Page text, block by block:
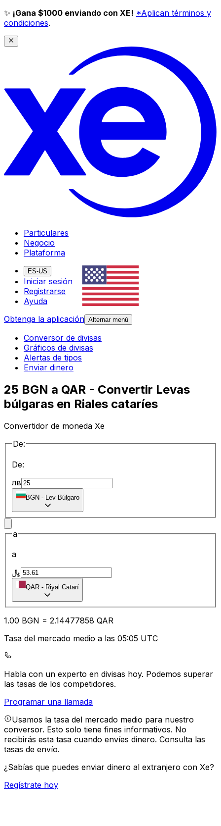
✨ ¡Gana $1000 enviando con XE! *Aplican términos y
condiciones.
Particulares
Negocio
Plataforma
ES-US
Iniciar sesión
Registrarse
Ayuda
Obtenga la aplicación Alternar menú
Conversor de divisas
Gráficos de divisas
Alertas de tipos
Enviar dinero
25 BGN a QAR - Convertir Levas
búlgaras en Riales cataríes
Convertidor de moneda Xe
De:
De:
лв
BGN - Lev Búlgaro
a
a
﷼
QAR - Riyal Catarí
1.00 BGN = 2.14477858 QAR
Tasa del mercado medio a las 05:05 UTC
Habla con un experto en divisas hoy. Podemos superar
las tasas de los competidores.
Programar una llamada
Usamos la tasa del mercado medio para nuestro
conversor. Esto solo tiene fines informativos. No
recibirás esta tasa cuando envíes dinero. Consulta las
tasas de envío.
¿Sabías que puedes enviar dinero al extranjero con Xe?
Regístrate hoy